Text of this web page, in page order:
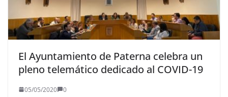
El Ayuntamiento de Paterna celebra un
pleno telemático dedicado al COVID-19
05/05/2020 0